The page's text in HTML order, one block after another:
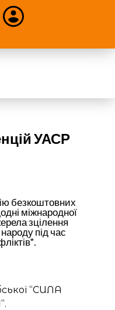
УАСР
безкоштовних
міжнародної
зцілення
під час
“СИЛА